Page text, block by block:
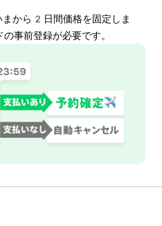
まから 2 日間価格を固定しま
事前登録が必要です。